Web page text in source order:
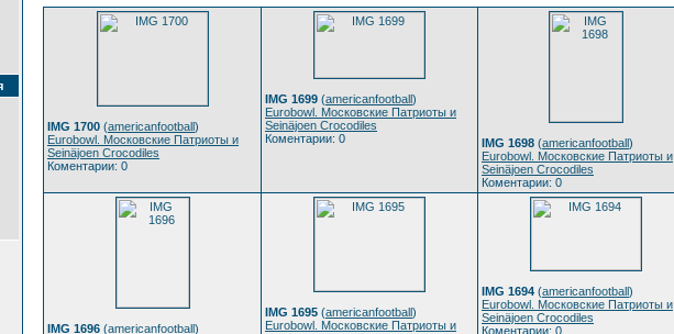
IMG 1700 (americanfootball)
Eurobowl. Московские Патриоты и
Seinäjoen Crocodiles
Коментарии: 0
IMG 1699 (americanfootball)
Eurobowl. Московские Патриоты и
Seinäjoen Crocodiles
Коментарии: 0
IMG 1698 (americanfootball)
Eurobowl. Московские Патриоты и
Seinäjoen Crocodiles
Коментарии: 0
IMG 1696 (americanfootball)
IMG 1695 (americanfootball)
Eurobowl. Московские Патриоты и
IMG 1694 (americanfootball)
Eurobowl. Московские Патриоты и
Seinäjoen Crocodiles
Коментарии: 0